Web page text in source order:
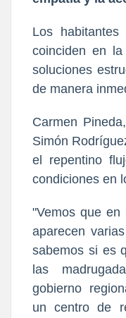
Los
coinciden en
soluciones
de manera
​Carmen
Simón
el repentino
condiciones en
​"Vemos que en
aparecen
sabemos si es
las
gobierno
un centro de